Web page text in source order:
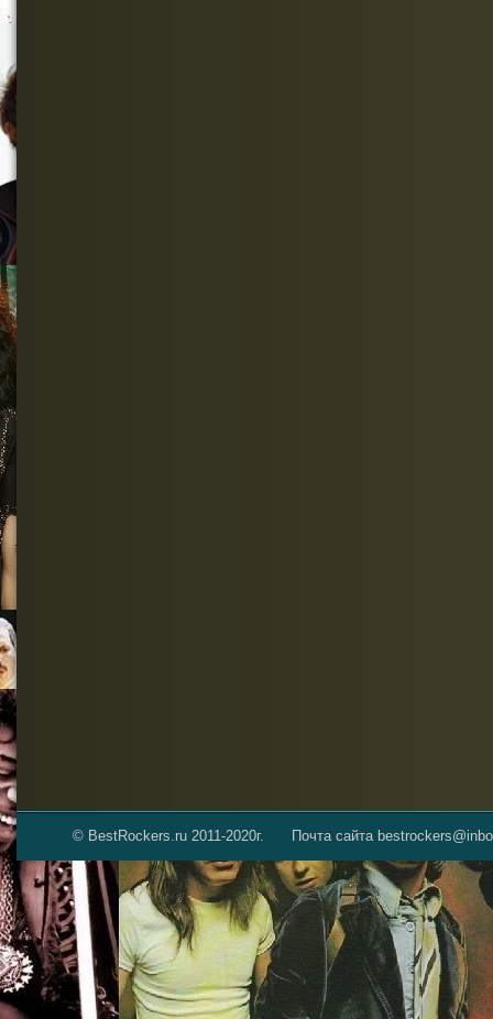
© BestRockers.ru 2011-2020г. Почта сайта